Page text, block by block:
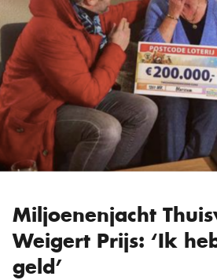
Miljoenenjacht
Weigert Prijs: ‘Ik
geld’